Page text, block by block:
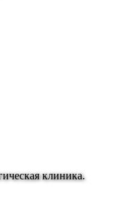
клиника.